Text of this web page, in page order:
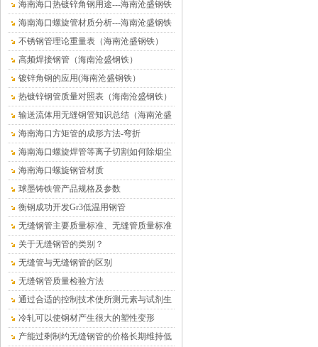
海南海口热镀锌角钢用途---海南沧盛钢铁
海南海口螺旋管材质分析---海南沧盛钢铁
不锈钢管理论重量表（海南沧盛钢铁）
高频焊接钢管（海南沧盛钢铁）
镀锌角钢的应用(海南沧盛钢铁）
热镀锌钢管质量对照表（海南沧盛钢铁）
输送流体用无缝钢管知识总结（海南沧盛
钢铁）
海南海口方矩管的成形方法-弯折
海南海口螺旋焊管等离子切割如何除烟尘
海南海口螺旋钢管材质
球墨铸铁管产品规格及参数
衡钢成功开发Gr3低温用钢管
无缝钢管主要质量标准、无缝管质量标准
关于无缝钢管的类别？
无缝管与无缝钢管的区别
无缝钢管质量检验方法
通过合适的控制技术使所测元素与试剂生
成有色络合物
冷轧可以使钢材产生很大的塑性变形
产能过剩制约无缝钢管的价格长期维持低